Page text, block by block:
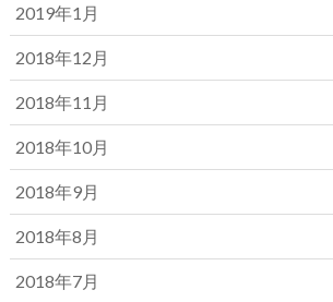
2019年1月
2018年12月
2018年11月
2018年10月
2018年9月
2018年8月
2018年7月